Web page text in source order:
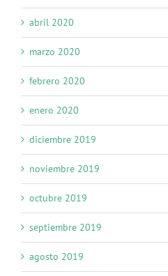
abril 2020
marzo 2020
febrero 2020
enero 2020
diciembre 2019
noviembre 2019
octubre 2019
septiembre 2019
agosto 2019